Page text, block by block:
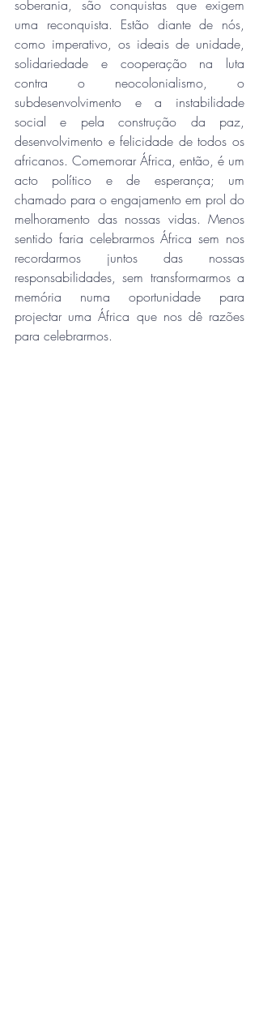
soberania, são conquistas que exigem
uma reconquista. Estão diante de nós,
como imperativo, os ideais de unidade,
solidariedade e cooperação na luta
contra o neocolonialismo, o
subdesenvolvimento e a instabilidade
social e pela construção da paz,
desenvolvimento e felicidade de todos os
africanos. Comemorar África, então, é um
acto político e de esperança; um
chamado para o engajamento em prol do
melhoramento das nossas vidas. Menos
sentido faria celebrarmos África sem nos
recordarmos juntos das nossas
responsabilidades, sem transformarmos a
memória numa oportunidade para
projectar uma África que nos dê razões
para celebrarmos.